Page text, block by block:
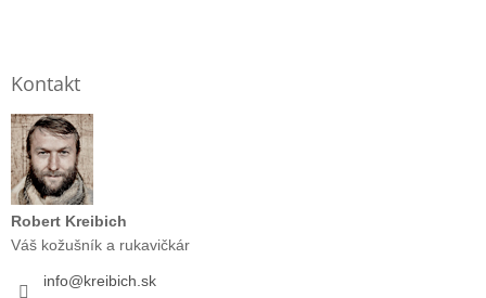
Kontakt
Robert Kreibich
Váš kožušník a rukavičkár
info@kreibich.sk